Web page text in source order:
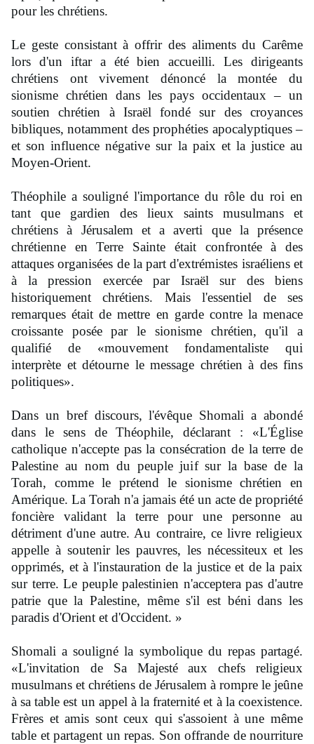
pour les chrétiens.
Le geste consistant à offrir des aliments du Carême
lors d'un iftar a été bien accueilli. Les dirigeants
chrétiens ont vivement dénoncé la montée du
sionisme chrétien dans les pays occidentaux – un
soutien chrétien à Israël fondé sur des croyances
bibliques, notamment des prophéties apocalyptiques –
et son influence négative sur la paix et la justice au
Moyen-Orient.
Théophile a souligné l'importance du rôle du roi en
tant que gardien des lieux saints musulmans et
chrétiens à Jérusalem et a averti que la présence
chrétienne en Terre Sainte était confrontée à des
attaques organisées de la part d'extrémistes israéliens et
à la pression exercée par Israël sur des biens
historiquement chrétiens. Mais l'essentiel de ses
remarques était de mettre en garde contre la menace
croissante posée par le sionisme chrétien, qu'il a
qualifié de «mouvement fondamentaliste qui
interprète et détourne le message chrétien à des fins
politiques».
Dans un bref discours, l'évêque Shomali a abondé
dans le sens de Théophile, déclarant : «L'Église
catholique n'accepte pas la consécration de la terre de
Palestine au nom du peuple juif sur la base de la
Torah, comme le prétend le sionisme chrétien en
Amérique. La Torah n'a jamais été un acte de propriété
foncière validant la terre pour une personne au
détriment d'une autre. Au contraire, ce livre religieux
appelle à soutenir les pauvres, les nécessiteux et les
opprimés, et à l'instauration de la justice et de la paix
sur terre. Le peuple palestinien n'acceptera pas d'autre
patrie que la Palestine, même s'il est béni dans les
paradis d'Orient et d'Occident. »
Shomali a souligné la symbolique du repas partagé.
«L'invitation de Sa Majesté aux chefs religieux
musulmans et chrétiens de Jérusalem à rompre le jeûne
à sa table est un appel à la fraternité et à la coexistence.
Frères et amis sont ceux qui s'assoient à une même
table et partagent un repas. Son offrande de nourriture